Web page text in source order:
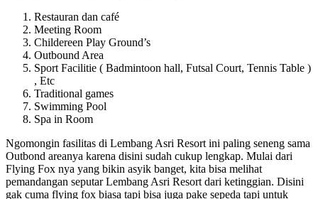
Restauran dan café
Meeting Room
Childereen Play Ground’s
Outbound Area
Sport Facilitie ( Badmintoon hall, Futsal Court, Tennis Table )
, Etc
Traditional games
Swimming Pool
Spa in Room
Ngomongin fasilitas di Lembang Asri Resort ini paling seneng sama
Outbond areanya karena disini sudah cukup lengkap. Mulai dari
Flying Fox nya yang bikin asyik banget, kita bisa melihat
pemandangan seputar Lembang Asri Resort dari ketinggian. Disini
gak cuma flying fox biasa tapi bisa juga pake sepeda tapi untuk